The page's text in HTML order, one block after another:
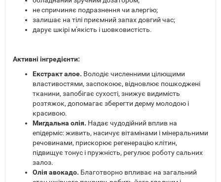
не спричиняє подразнення чи алергію;
залишає на тілі приємний запах довгий час;
дарує шкірі м'якість і шовковистість.
Активні інгредієнти:
Екстракт алое. Володіє численними цілющими
властивостями, заспокоює, відновлює пошкоджені
тканини, запобігає сухості, знижує видимість
розтяжок, допомагає зберегти дерму молодою і
красивою.
Мигдальна олія. Надає чудодійний вплив на
епідерміс: живить, насичує вітамінами і мінеральними
речовинами, прискорює регенерацію клітин,
підвищує тонус і пружність, регулює роботу сальних
залоз.
Олія авокадо. Благотворно впливає на загальний